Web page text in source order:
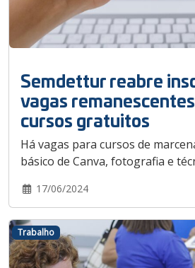
Semdettur reabre
vagas
cursos gratuitos
Há vagas para cursos de
básico de Canva, fotografia e
17/06/2024
Trabalho